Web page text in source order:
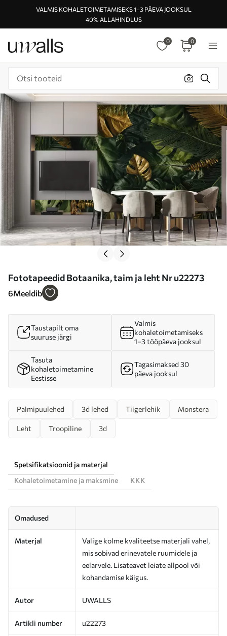
VALMIS KOHALETOIMETAMISEKS 1–3 PÄEVA JOOKSUL
40% ALLAHINDLUS
0 0
Fototapeedid Botaanika, taim ja leht Nr u22273
6Meeldib
Taustapilt oma
suuruse järgi
Valmis
kohaletoimetamiseks
1–3 tööpäeva jooksul
Tasuta
kohaletoimetamine
Eestisse
Tagasimaksed 30
päeva jooksul
Palmipuulehed 3d lehed Tiigerlehik Monstera
Leht Troopiline 3d
Spetsifikatsioonid ja materjal
Kohaletoimetamine ja maksmine
KKK
Omadused
Materjal
Valige kolme kvaliteetse materjali vahel,
mis sobivad erinevatele ruumidele ja
eelarvele. Lisateavet leiate allpool või
kohandamise käigus.
Autor UWALLS
Artikli number u22273